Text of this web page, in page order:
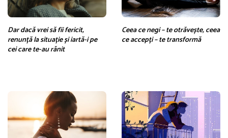
Dar dacă vrei să fii fericit,
renunță la situație și iartă-i pe
cei care te-au rănit
Ceea ce negi – te otrăvește, ceea
ce accepți – te transformă